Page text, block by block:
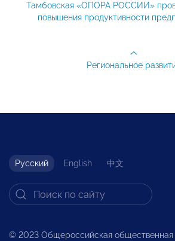
Тамбовская «ОПОРА РОССИИ»
повышения продуктивности
Региональное
Русский English 中文
© 2023 Общероссийская общественная